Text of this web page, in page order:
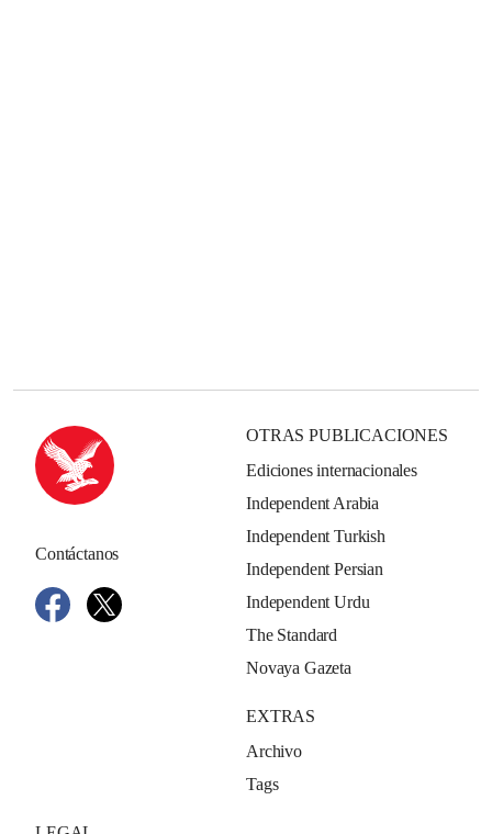
Contáctanos
OTRAS PUBLICACIONES
Ediciones internacionales
Independent Arabia
Independent Turkish
Independent Persian
Independent Urdu
The Standard
Novaya Gazeta
EXTRAS
Archivo
Tags